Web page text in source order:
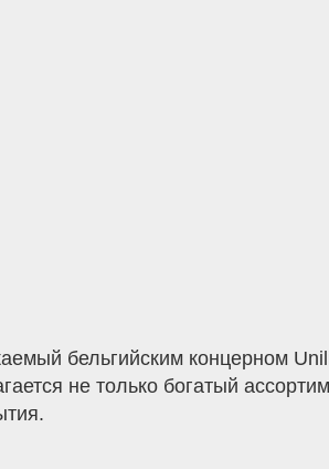
бельгийским концерном
не только богатый